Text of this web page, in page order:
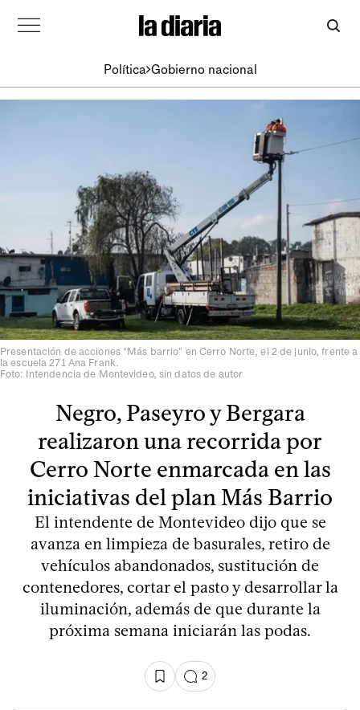
Política Gobierno nacional
Presentación de acciones "Más barrio" en Cerro Norte, el 2 de junio, frente a
la escuela 271 Ana Frank.
Foto: Intendencia de Montevideo, sin datos de autor
Negro, Paseyro y Bergara
realizaron una recorrida por
Cerro Norte enmarcada en las
iniciativas del plan Más Barrio
El intendente de Montevideo dijo que se
avanza en limpieza de basurales, retiro de
vehículos abandonados, sustitución de
contenedores, cortar el pasto y desarrollar la
iluminación, además de que durante la
próxima semana iniciarán las podas.
2